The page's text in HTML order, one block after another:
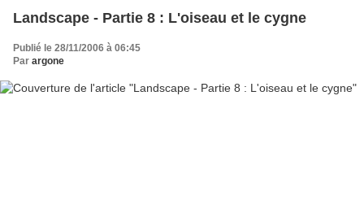
Landscape - Partie 8 : L'oiseau et le cygne
Publié le 28/11/2006 à 06:45
Par argone